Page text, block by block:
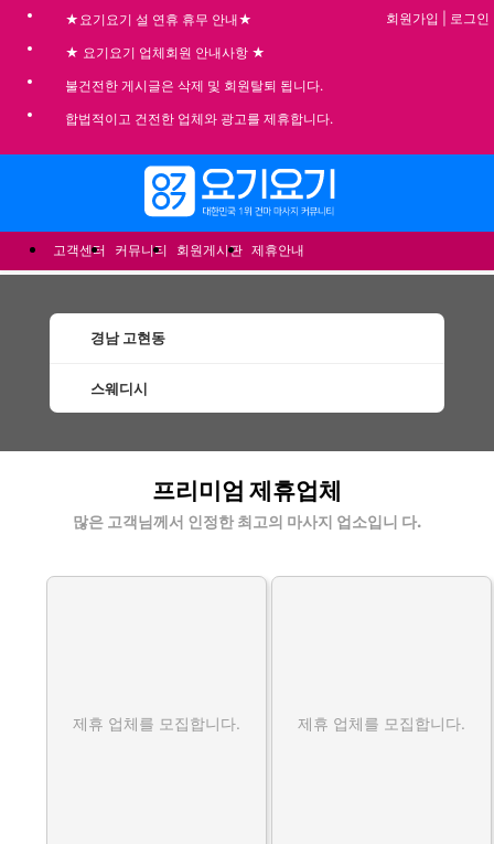
★요기요기 설 연휴 휴무 안내★
★ 요기요기 업체회원 안내사항 ★
불건전한 게시글은 삭제 및 회원탈퇴 됩니다.
합법적이고 건전한 업체와 광고를 제휴합니다.
회원가입 로그인
고객센터 커뮤니티 회원게시판 제휴안내
경남 고현동
스웨디시
프리미엄 제휴업체
많은 고객님께서 인정한 최고의 마사지 업소입니 다.
제휴 업체를 모집합니다. 제휴 업체를 모집합니다.